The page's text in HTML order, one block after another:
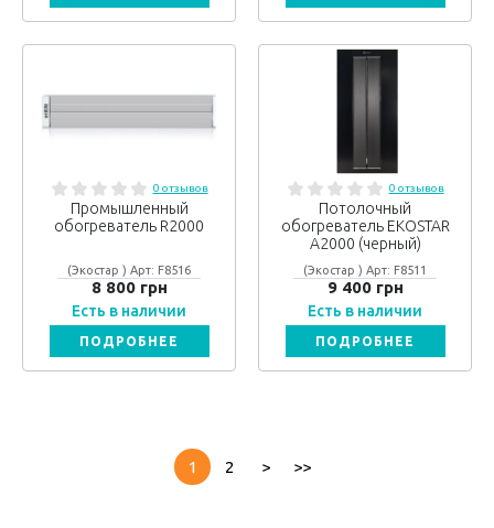
0 отзывов
Промышленный
обогреватель R2000
(Экостар ) Арт: F8516
8 800 грн
Есть в наличии
ПОДРОБНЕЕ
0 отзывов
Потолочный
обогреватель EKOSTAR
А2000 (черный)
(Экостар ) Арт: F8511
9 400 грн
Есть в наличии
ПОДРОБНЕЕ
1 2 > >>